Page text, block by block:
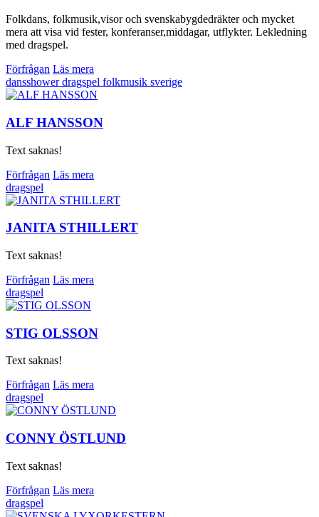
Folkdans, folkmusik,visor och svenskabygdedräkter och mycket
mera att visa vid fester, konferanser,middagar, utflykter. Lekledning
med dragspel.
Förfrågan Läs mera
dansshowerdragspel folkmusik sverige
ALF HANSSON
Text saknas!
Förfrågan Läs mera
dragspel
JANITA STHILLERT
Text saknas!
Förfrågan Läs mera
dragspel
STIG OLSSON
Text saknas!
Förfrågan Läs mera
dragspel
CONNY ÖSTLUND
Text saknas!
Förfrågan Läs mera
dragspel